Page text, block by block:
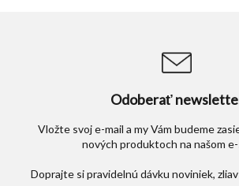
Odoberať
Vložte svoj e-mail a my Vám budeme
nových produktoch na našom